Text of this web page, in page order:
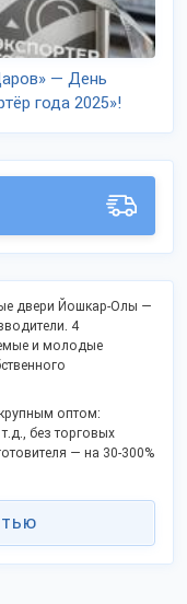
— День
года 2025»!
двери Йошкар-Олы —
4
и молодые
оптом:
без торговых
— на 30-300%
сайт и
стать дилером в